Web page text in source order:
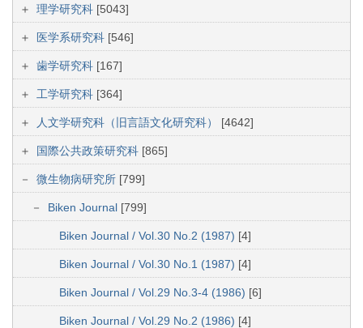
理学研究科 [5043]
医学系研究科 [546]
歯学研究科 [167]
工学研究科 [364]
人文学研究科（旧言語文化研究科） [4642]
国際公共政策研究科 [865]
微生物病研究所 [799]
Biken Journal [799]
Biken Journal / Vol.30 No.2 (1987) [4]
Biken Journal / Vol.30 No.1 (1987) [4]
Biken Journal / Vol.29 No.3-4 (1986) [6]
Biken Journal / Vol.29 No.2 (1986) [4]